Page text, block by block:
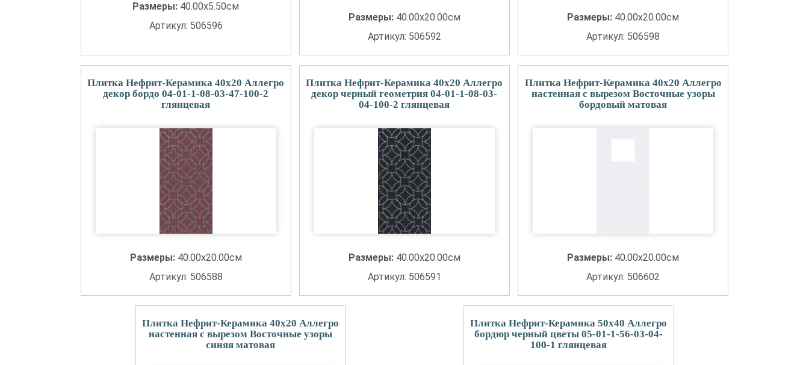
Размеры: 40.00x5.50см
Артикул: 506596
Размеры: 40.00x20.00см
Артикул: 506592
Размеры: 40.00x20.00см
Артикул: 506598
Плитка Нефрит-Керамика 40x20 Аллегро
декор бордо 04-01-1-08-03-47-100-2
глянцевая
Размеры: 40.00x20.00см
Артикул: 506588
Плитка Нефрит-Керамика 40x20 Аллегро
декор черный геометрия 04-01-1-08-03-
04-100-2 глянцевая
Размеры: 40.00x20.00см
Артикул: 506591
Плитка Нефрит-Керамика 40x20 Аллегро
настенная с вырезом Восточные узоры
бордовый матовая
Размеры: 40.00x20.00см
Артикул: 506602
Плитка Нефрит-Керамика 40x20 Аллегро
настенная с вырезом Восточные узоры
синяя матовая
Плитка Нефрит-Керамика 50x40 Аллегро
бордюр черный цветы 05-01-1-56-03-04-
100-1 глянцевая